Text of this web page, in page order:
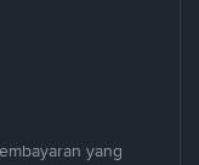
yang